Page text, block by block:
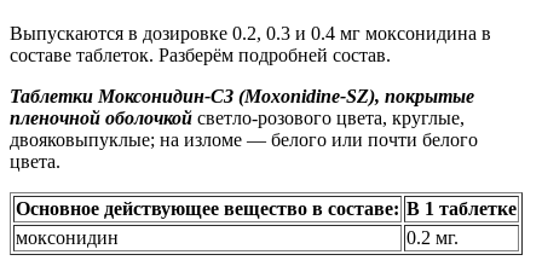
Выпускаются в дозировке 0.2, 0.3 и 0.4 мг моксонидина в
составе таблеток. Разберём подробней состав.
Таблетки Моксонидин-СЗ (Moxonidine-SZ), покрытые
пленочной оболочкой светло-розового цвета, круглые,
двояковыпуклые; на изломе — белого или почти белого
цвета.
Основное действующее вещество в составе: В 1 таблетке
моксонидин
0.2 мг.